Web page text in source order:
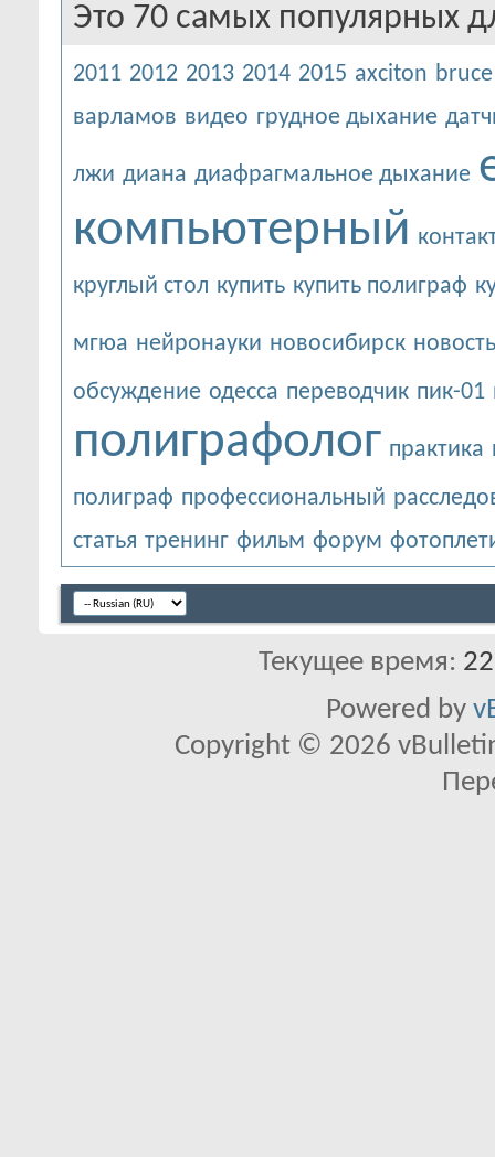
Это 70 самых популярных
2011 2012 2013 2014 2015 axciton
варламов видео грудное дыхание
лжи диана диафрагмальное дыхание
компьютерный
круглый стол купить купить полиграф
мгюа нейронауки новосибирск новость
обсуждение одесса переводчик пик-01
полиграфолог практика
полиграф профессиональный
статья тренинг фильм форум
Текущее время:
Powered by
Copyright © 2026